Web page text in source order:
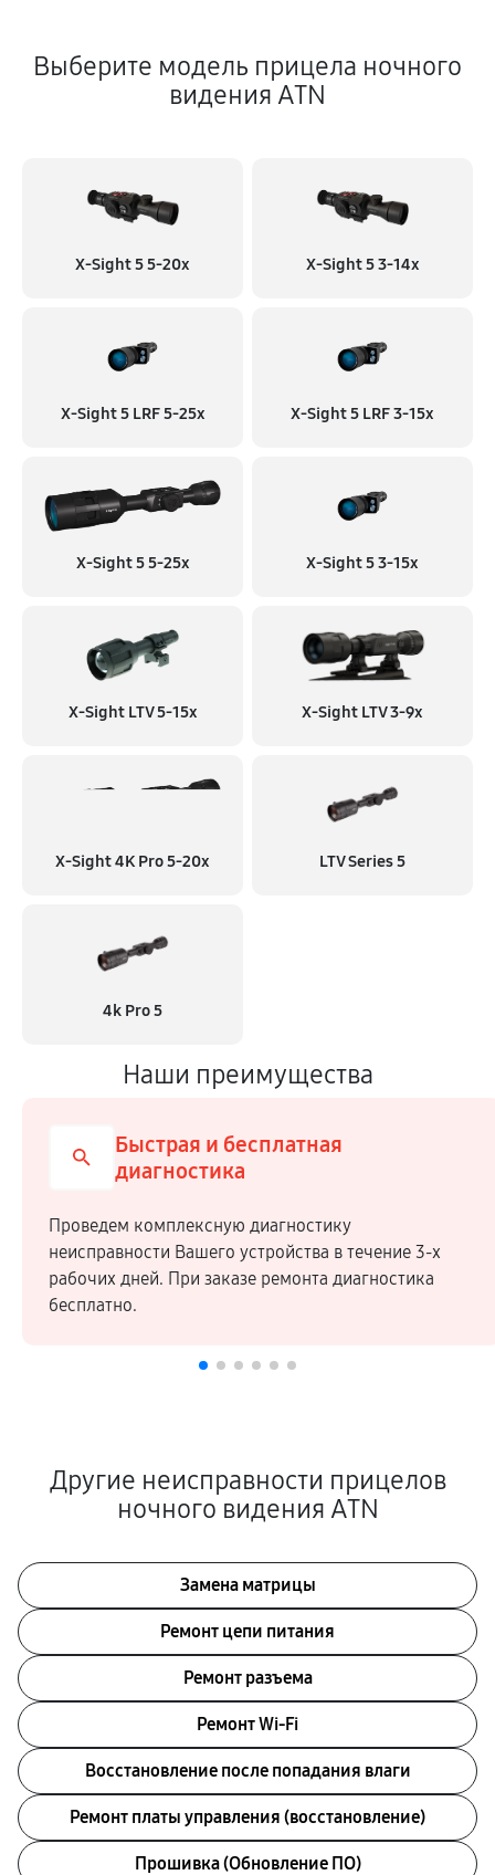
Выберите модель прицела ночного
видения ATN
X-Sight 5 5-20x X-Sight 5 3-14x
X-Sight 5 LRF 5-25x X-Sight 5 LRF 3-15x
X-Sight 5 5-25x X-Sight 5 3-15x
X-Sight LTV 5-15x X-Sight LTV 3-9x
X-Sight 4K Pro 5-20x LTV Series 5
4k Pro 5
Наши преимущества
Быстрая и бесплатная
диагностика
Проведем комплексную диагностику
неисправности Вашего устройства в течение 3-х
рабочих дней. При заказе ремонта диагностика
бесплатно.
Другие неисправности прицелов
ночного видения ATN
Замена матрицы
Ремонт цепи питания
Ремонт разъема
Ремонт Wi-Fi
Восстановление после попадания влаги
Ремонт платы управления (восстановление)
Прошивка (Обновление ПО)